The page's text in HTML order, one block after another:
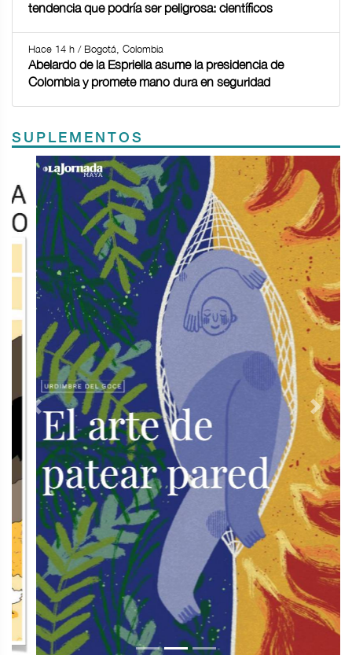
tendencia que podría ser peligrosa: científicos
Hace 14 h / Bogotá, Colombia
Abelardo de la Espriella asume la presidencia de
Colombia y promete mano dura en seguridad
SUPLEMENTOS
Previous Next